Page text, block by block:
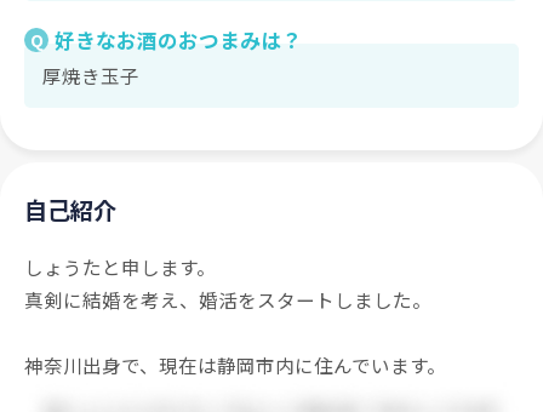
Q 好きなお酒のおつまみは？
厚焼き玉子
自己紹介
しょうたと申します。
真剣に結婚を考え、婚活をスタートしました。
神奈川出身で、現在は静岡市内に住んでいます。